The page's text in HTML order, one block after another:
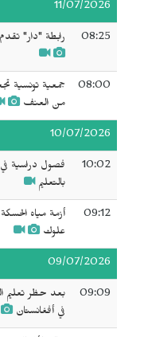
11/07/2026
08:25 رابطة "دار"
08:00
جمعية تونسية
من العنف
10/07/2026
10:02
فصول دراسية
بالتعليم
09:12
أزمة مياه
علوك
09/07/2026
09:09
بعد حظر تعليم
في أفغانستان